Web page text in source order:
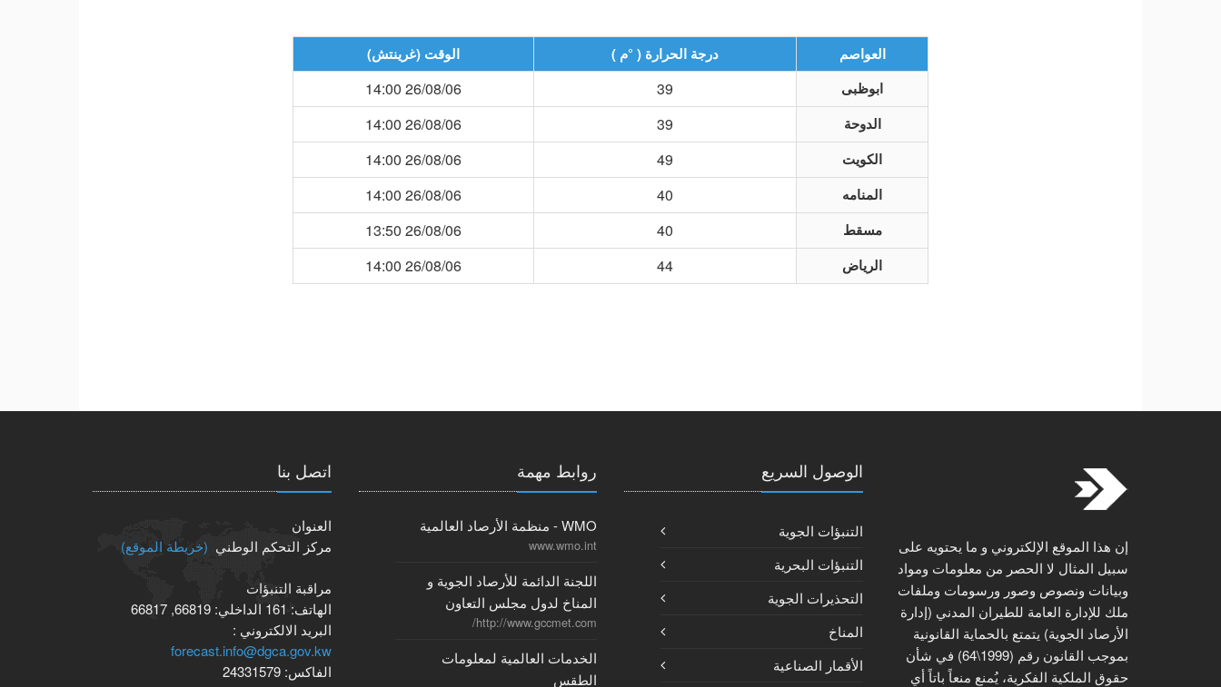
العواصم درجة الحرارة ( °م )
الوقت (غرينتش)
ابوظبى
39
26/08/06 14:00
الدوحة 39
26/08/06 14:00
الكويت 49
26/08/06 14:00
المنامه 40
26/08/06 14:00
مسقط 40
26/08/06 13:50
الرياض 44
26/08/06 14:00
اتصل بنا
العنوان
مركز التحكم الوطني (خريطة الموقع)
مراقبة التنبؤات
الهاتف:
الداخلي: 66819, 66817
البريد الالكتروني :
forecast.info@dgca.gov.kw
الفاكس: 24331579
روابط مهمة
WMO - منظمة الأرصاد العالمية
www.wmo.int
اللجنة الدائمة للأرصاد الجوية و
المناخ لدول مجلس التعاون
http://www.gccmet.com/
الخدمات العالمية لمعلومات
الطقس
الوصول السريع
التنبؤات الجوية
التنبؤات البحرية
التحذيرات الجوية
المناخ
الأقمار الصناعية
إن هذا الموقع الإلكتروني و ما يحتويه على
سبيل المثال لا الحصر من معلومات ومواد
وبيانات ونصوص وصور ورسومات وملفات
ملك للإدارة العامة للطيران المدني (إدارة
الأرصاد الجوية) يتمتع بالحماية القانونية
بموجب القانون رقم (1999\64) في شأن
حقوق الملكية الفكرية، يُمنع منعاً باتاً أي